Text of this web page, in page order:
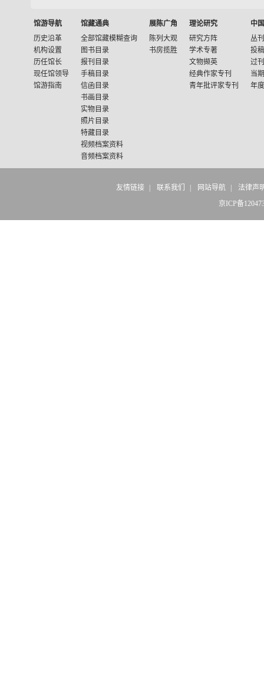
馆游导航
历史沿革
机构设置
历任馆长
现任馆领导
馆游指南
馆藏通典
全部馆藏模糊查询
图书目录
报刊目录
手稿目录
信函目录
书画目录
实物目录
照片目录
特藏目录
视频档案资料
音频档案资料
展陈广角
陈列大观
书房揽胜
理论研究
研究方阵
学术专著
文物撷英
经典作家专刊
青年批评家专刊
中
丛
投
过
当
年
友情链接 联系我们 网站导航
法律声
京ICP备